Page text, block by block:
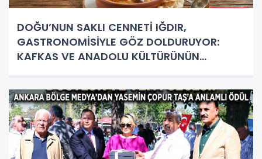
DOĞU’NUN SAKLI CENNETİ IĞDIR,
GASTRONOMİSİYLE GÖZ DOLDURUYOR:
KAFKAS VE ANADOLU KÜLTÜRÜNÜN